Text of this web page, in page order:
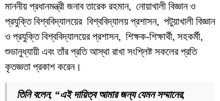
মাননীয় প্রধানমন্ত্রী জনাব তারেক রহমান, নোয়াখালী বিজ্ঞান ও
প্রযুক্তি বিশ্ববিদ্যালয়ের বিশ্ববিদ্যালয় প্রশাসন, পটুয়াখালী বিজ্ঞান
ও প্রযুক্তি বিশ্ববিদ্যালয়ের প্রশাসন, শিক্ষক-শিক্ষার্থী, সহকর্মী,
শুভানুধ্যায়ী এবং তাঁর প্রতি আস্থা রাখা সংশ্লিষ্ট সকলের প্রতি
কৃতজ্ঞতা প্রকাশ করেন।
তিনি বলেন, “এই দায়িত্ব আমার জন্য যেমন সম্মানের,